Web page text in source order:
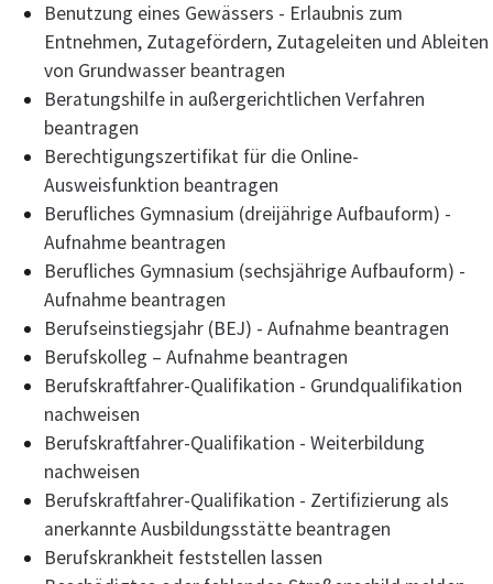
Benutzung eines Gewässers - Erlaubnis zum
Entnehmen, Zutagefördern, Zutageleiten und Ableiten
von Grundwasser beantragen
Beratungshilfe in außergerichtlichen Verfahren
beantragen
Berechtigungszertifikat für die Online-
Ausweisfunktion beantragen
Berufliches Gymnasium (dreijährige Aufbauform) -
Aufnahme beantragen
Berufliches Gymnasium (sechsjährige Aufbauform) -
Aufnahme beantragen
Berufseinstiegsjahr (BEJ) - Aufnahme beantragen
Berufskolleg – Aufnahme beantragen
Berufskraftfahrer-Qualifikation - Grundqualifikation
nachweisen
Berufskraftfahrer-Qualifikation - Weiterbildung
nachweisen
Berufskraftfahrer-Qualifikation - Zertifizierung als
anerkannte Ausbildungsstätte beantragen
Berufskrankheit feststellen lassen